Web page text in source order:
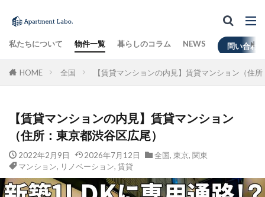
私たちについて 物件一覧 暮らしのコラム NEWS 問い合わせ
HOME 全国 【賃貸マンションの内見】賃貸マンション（住
【賃貸マンションの内見】賃貸マンション
（住所：東京都渋谷区広尾）
2022年2月9日 2026年7月12日 全国, 東京, 関東
マンション, リノベーション, 賃貸